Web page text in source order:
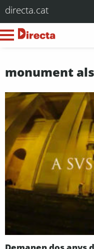
directa.cat
monument